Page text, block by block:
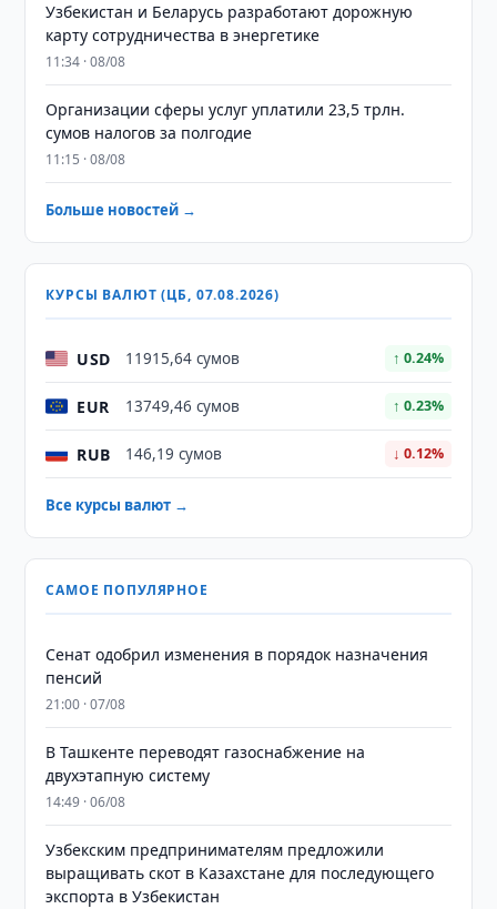
Узбекистан и Беларусь разработают дорожную
карту сотрудничества в энергетике
11:34 · 08/08
Организации сферы услуг уплатили 23,5 трлн.
сумов налогов за полгодие
11:15 · 08/08
Больше новостей →
КУРСЫ ВАЛЮТ (ЦБ, 07.08.2026)
USD 11915,64 сумов ↑ 0.24%
EUR 13749,46 сумов ↑ 0.23%
RUB 146,19 сумов ↓ 0.12%
Все курсы валют →
САМОЕ ПОПУЛЯРНОЕ
Сенат одобрил изменения в порядок назначения
пенсий
21:00 · 07/08
В Ташкенте переводят газоснабжение на
двухэтапную систему
14:49 · 06/08
Узбекским предпринимателям предложили
выращивать скот в Казахстане для последующего
экспорта в Узбекистан